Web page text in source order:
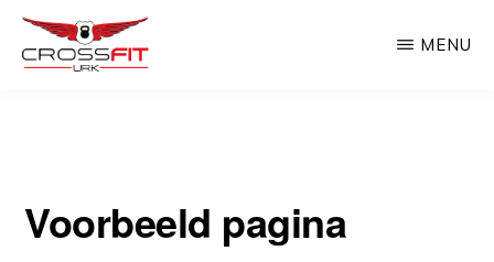
Door
naar
MENU
Voorbeeld pagina